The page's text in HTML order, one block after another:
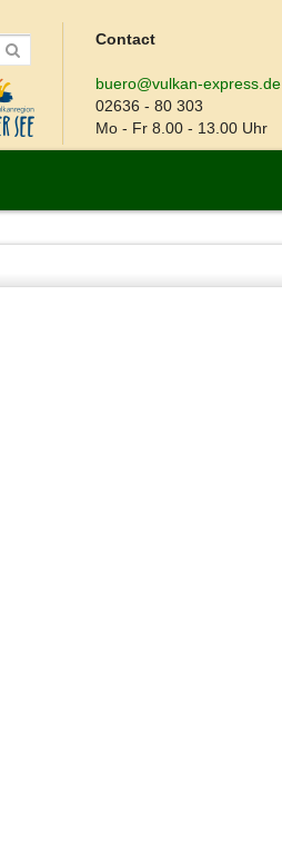
Contact
buero@vulkan-express.de
02636 - 80 303
Mo - Fr 8.00 - 13.00 Uhr